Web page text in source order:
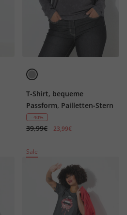
T-Shirt, bequeme
Passform, Pailletten-Stern
- 40%
39,99€ 23,99€
Sale